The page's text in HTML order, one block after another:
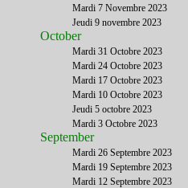
Le French District est le premier guide sur
internet en Français sur les Etats-Unis.
Notre principe : Le meilleur des Etats-Unis
Mardi 7 Novembre 2023
Jeudi 9 novembre 2023
October
Mardi 31 Octobre 2023
Mardi 24 Octobre 2023
Mardi 17 Octobre 2023
Mardi 10 Octobre 2023
Jeudi 5 octobre 2023
Mardi 3 Octobre 2023
September
Mardi 26 Septembre 2023
Mardi 19 Septembre 2023
Mardi 12 Septembre 2023